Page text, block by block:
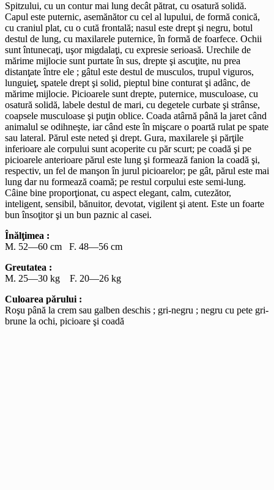
Spitzului, cu un contur mai lung decât pătrat, cu osatură solidă.
Capul este puternic, asemănător cu cel al lupului, de formă conică,
cu craniul plat, cu o cută frontală; nasul este drept şi negru, botul
destul de lung, cu maxilarele puternice, în formă de foarfece. Ochii
sunt întunecaţi, uşor migdalaţi, cu expresie serioasă. Urechile de
mărime mijlocie sunt purtate în sus, drepte şi ascuţite, nu prea
distanţate între ele ; gâtul este destul de musculos, trupul viguros,
lunguieţ, spatele drept şi solid, pieptul bine conturat şi adânc, de
mărime mijlocie. Picioarele sunt drepte, puternice, musculoase, cu
osatură solidă, labele destul de mari, cu degetele curbate şi strânse,
coapsele musculoase şi puţin oblice. Coada atârnă până la jaret când
animalul se odihneşte, iar când este în mişcare o poartă rulat pe spate
sau lateral. Părul este neted şi drept. Gura, maxilarele şi părţile
inferioare ale corpului sunt acoperite cu păr scurt; pe coadă şi pe
picioarele anterioare părul este lung şi formează fanion la coadă şi,
respectiv, un fel de manşon în jurul picioarelor; pe gât, părul este mai
lung dar nu formează coamă; pe restul corpului este semi-lung.
Câine bine proporţionat, cu aspect elegant, calm, cutezător,
inteligent, sensibil, bănuitor, devotat, vigilent şi atent. Este un foarte
bun însoţitor şi un bun paznic al casei.
Înălţimea :
M. 52—60 cm F. 48—56 cm
Greutatea :
M. 25—30 kg F. 20—26 kg
Culoarea părului :
Roşu până la crem sau galben deschis ; gri-negru ; negru cu pete gri-
brune la ochi, picioare şi coadă